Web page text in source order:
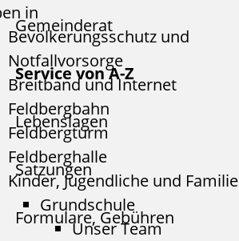
in
Bevölkerungsschutz und
Notfallvorsorge
Breitband und Internet
Feldbergbahn
Feldbergturm
Feldberghalle
Kinder, Jugendliche und Familie
Grundschule
Unser Team
Gemeinderat
Service von A-Z
Lebenslagen
Satzungen
Formulare, Gebühren